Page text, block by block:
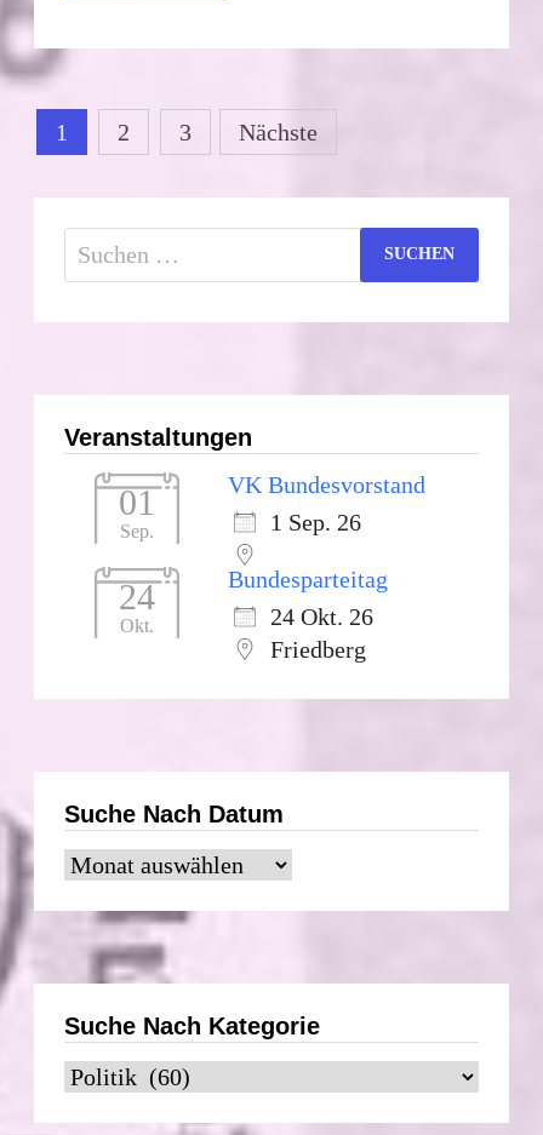
Seitennummerierung
der
Beiträge
1 2 3 Nächste
nach:
Veranstaltungen
01
Sep.
VK Bundesvorstand
1 Sep. 26
24
Okt.
Bundesparteitag
24 Okt. 26
Friedberg
Suche Nach Datum
Suche
nach
Datum
Suche Nach Kategorie
Suche
nach
Kategorie